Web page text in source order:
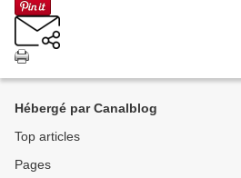
Hébergé par Canalblog
Top articles
Pages